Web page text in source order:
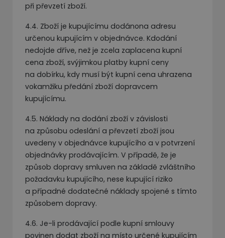
při převzetí zboží.
4.4. Zboží je kupujícímu dodánona adresu
určenou kupujícím v objednávce. Kdodání
nedojde dříve, než je zcela zaplacena kupní
cena zboží, svýjimkou platby kupní ceny
na dobírku, kdy musí být kupní cena uhrazena
vokamžiku předání zboží dopravcem
kupujícímu.
4.5. Náklady na dodání zboží v závislosti
na způsobu odeslání a převzetí zboží jsou
uvedeny v objednávce kupujícího a v potvrzení
objednávky prodávajícím. V případě, že je
způsob dopravy smluven na základě zvláštního
požadavku kupujícího, nese kupující riziko
a případné dodatečné náklady spojené s tímto
způsobem dopravy.
4.6. Je-li prodávající podle kupní smlouvy
povinen dodat zboží na místo určené kupujícím